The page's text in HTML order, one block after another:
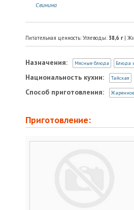
Свинина
Питательная ценность: Углеводы: 38,6 г|
Назначения: Мясные блюда Блюда
Национальность кухни:
Тайская
Способ приготовления: Жаренное
Приготовление: